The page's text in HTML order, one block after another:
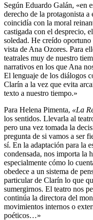
Según Eduardo Galán, «en
derecho de la protagonista a
coincidía con la moral
castigada con el desprecio,
soledad. He creído
vista de Ana Ozores. Para
teatrales muy de nuestro
narrativos en los que Ana
El lenguaje de los diálogos
Clarín a la vez que evita
texto a nuestro tiempo.»
Para Helena Pimenta, «La
los sentidos. Llevarla al
pero una vez tomada la
pregunta de si vamos a ser
sí. En la adaptación para la
condensada, nos importa la
especialmente cómo lo
obedece a un sistema de
particular de Clarín lo que
sumergirnos. El teatro nos
continúa la directora del
movimientos internos o
poéticos…»